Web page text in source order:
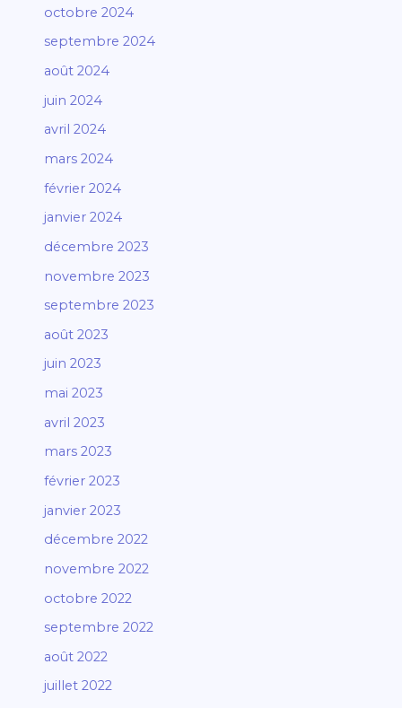
octobre 2024
septembre 2024
août 2024
juin 2024
avril 2024
mars 2024
février 2024
janvier 2024
décembre 2023
novembre 2023
septembre 2023
août 2023
juin 2023
mai 2023
avril 2023
mars 2023
février 2023
janvier 2023
décembre 2022
novembre 2022
octobre 2022
septembre 2022
août 2022
juillet 2022